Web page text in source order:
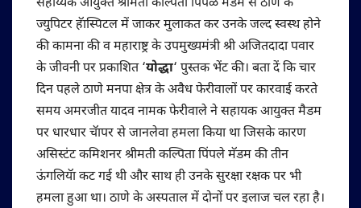
सहाय्यक आयुक्त श्रीमती कल्पिता पिंपळे मॅडम से ठाणे के
ज्युपिटर हॅास्पिटल में जाकर मुलाकत कर उनके जल्द स्वस्थ होने
की कामना की व महाराष्ट्र के उपमुख्यमंत्री श्री अजितदादा पवार
के जीवनी पर प्रकाशित ‘योद्धा‘ पुस्तक भेंट की। बता दें कि चार
दिन पहले ठाणे मनपा क्षेत्र के अवैध फेरीवालों पर कारवाई करते
समय अमरजीत यादव नामक फेरीवाले ने सहायक आयुक्त मैडम
पर धारधार चॅापर से जानलेवा हमला किया था जिसके कारण
असिस्टंट कमिशनर श्रीमती कल्पिता पिंपले मॅडम की तीन
ऊंगलियॅा कट गई थी और साथ ही उनके सुरक्षा रक्षक पर भी
हमला हुआ था। ठाणे के अस्पताल में दोनों पर इलाज चल रहा है।